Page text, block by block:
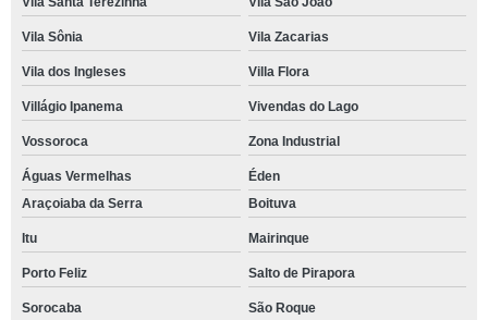
Vila Sônia Vila Zacarias
Vila dos Ingleses Villa Flora
Villágio Ipanema Vivendas do Lago
Vossoroca Zona Industrial
Águas Vermelhas
Éden
Araçoiaba da Serra
Boituva
Itu Mairinque
Porto Feliz Salto de Pirapora
Sorocaba São Roque